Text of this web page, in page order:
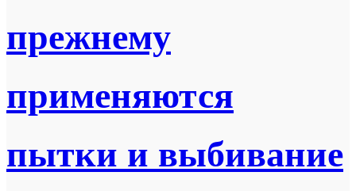
прежнему
применяются
пытки и выбивание